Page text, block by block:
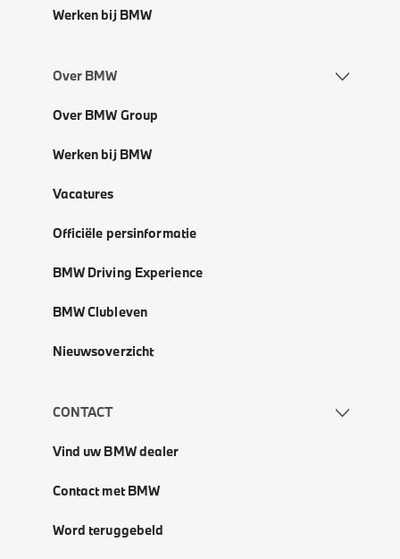
Werken bij BMW
Over BMW
Over BMW Group
Werken bij BMW
Vacatures
Officiële persinformatie
BMW Driving Experience
BMW Clubleven
Nieuwsoverzicht
CONTACT
Vind uw BMW dealer
Contact met BMW
Word teruggebeld